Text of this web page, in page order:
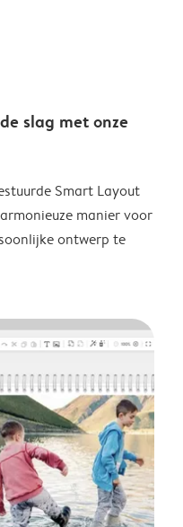
slag met onze
Smart Layout
manier voor
ontwerp te